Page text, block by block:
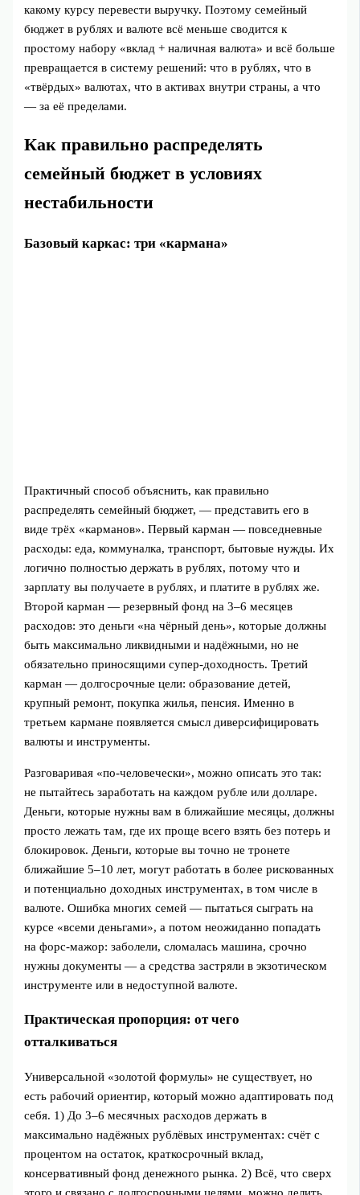
какому курсу перевести выручку. Поэтому семейный
бюджет в рублях и валюте всё меньше сводится к
простому набору «вклад + наличная валюта» и всё больше
превращается в систему решений: что в рублях, что в
«твёрдых» валютах, что в активах внутри страны, а что
— за её пределами.
Как правильно распределять
семейный бюджет в условиях
нестабильности
Базовый каркас: три «кармана»
Практичный способ объяснить, как правильно
распределять семейный бюджет, — представить его в
виде трёх «карманов». Первый карман — повседневные
расходы: еда, коммуналка, транспорт, бытовые нужды. Их
логично полностью держать в рублях, потому что и
зарплату вы получаете в рублях, и платите в рублях же.
Второй карман — резервный фонд на 3–6 месяцев
расходов: это деньги «на чёрный день», которые должны
быть максимально ликвидными и надёжными, но не
обязательно приносящими супер‑доходность. Третий
карман — долгосрочные цели: образование детей,
крупный ремонт, покупка жилья, пенсия. Именно в
третьем кармане появляется смысл диверсифицировать
валюты и инструменты.
Разговаривая «по‑человечески», можно описать это так:
не пытайтесь заработать на каждом рубле или долларе.
Деньги, которые нужны вам в ближайшие месяцы, должны
просто лежать там, где их проще всего взять без потерь и
блокировок. Деньги, которые вы точно не тронете
ближайшие 5–10 лет, могут работать в более рискованных
и потенциально доходных инструментах, в том числе в
валюте. Ошибка многих семей — пытаться сыграть на
курсе «всеми деньгами», а потом неожиданно попадать
на форс‑мажор: заболели, сломалась машина, срочно
нужны документы — а средства застряли в экзотическом
инструменте или в недоступной валюте.
Практическая пропорция: от чего
отталкиваться
Универсальной «золотой формулы» не существует, но
есть рабочий ориентир, который можно адаптировать под
себя. 1) До 3–6 месячных расходов держать в
максимально надёжных рублёвых инструментах: счёт с
процентом на остаток, краткосрочный вклад,
консервативный фонд денежного рынка. 2) Всё, что сверх